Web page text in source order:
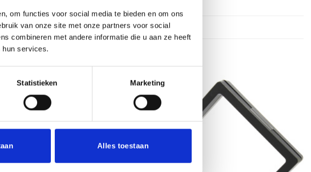
om functies voor social media te bieden en om ons
van onze site met onze partners voor social
combineren met andere informatie die u aan ze heeft
hun services.
Statistieken Marketing
Alles toestaan
aan
verlanglijst
verlanglijst